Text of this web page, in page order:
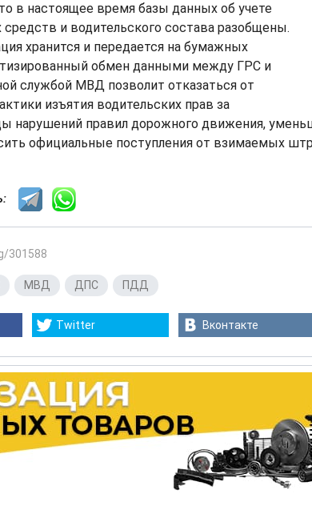
в настоящее время базы данных об учете
и водительского состава разобщены.
хранится и передается на бумажных
обмен данными между ГРС и
службой МВД позволит отказаться от
изъятия водительских прав за
нарушений правил дорожного движения,
официальные поступления от взимаемых
301588
МВД ДПС ПДД
Twitter Вконтакте